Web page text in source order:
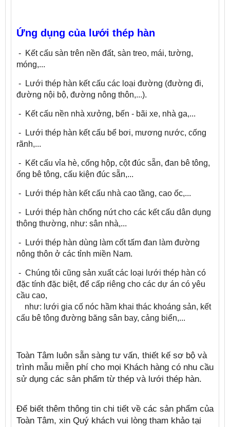
Ứng dụng của lưới thép hàn
- Kết cấu sàn trên nền đất, sàn treo, mái, tường,
móng,...
- Lưới thép hàn kết cấu các loại đường (đường đi,
đường nội bộ, đường nông thôn,...).
- Kết cấu nền nhà xưởng, bến - bãi xe, nhà ga,...
-
​Lưới thép hàn kết cấu bể bơi, mương nước, cống
rãnh,...
- Kết cấu vỉa hè, cống hộp, cột đúc sẵn, đan bê tông,
ống bê tông, cấu kiện đúc sẵn,...
- ​Lưới thép hàn kết cấu nhà cao tầng, cao ốc,...
-
Lưới thép hàn chống nứt cho các kết cấu dân dụng
thông thường, như: sân nhà,...
-
​Lưới thép hàn dùng làm cốt tấm đan làm đường
nông thôn ở các tỉnh miền Nam.
- ​Chúng tôi cũng sản xuất các loại lưới thép hàn có
đặc tính đặc biệt, để cấp riêng cho các dự án có yêu
cầu cao,
như: lưới gia cố nóc hầm khai thác khoáng sản, kết
cấu bê tông đường băng sân bay, cảng biển,...
Toàn Tâm luôn sẵn sàng tư vấn, thiết kế sơ bộ và
trình mẫu miễn phí cho mọi Khách hàng có nhu cầu
sử dụng các sản phẩm từ thép và lưới thép hàn.
Để biết thêm thông tin chi tiết về các sản phẩm của
Toàn Tâm, xin Quý khách vui lòng tham khảo tại